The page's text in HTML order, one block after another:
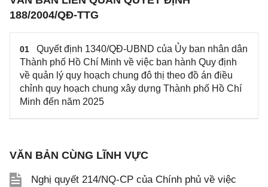
188/2004/QĐ-TTG
01
Quyết định 1340/QĐ-UBND của Ủy ban nhân dân
Thành phố Hồ Chí Minh về việc ban hành Quy định
về quản lý quy hoạch chung đô thị theo đồ án điều
chỉnh quy hoạch chung xây dựng Thành phố Hồ Chí
Minh đến năm 2025
VĂN BẢN CÙNG LĨNH VỰC
Nghị quyết 214/NQ-CP của Chính phủ về việc